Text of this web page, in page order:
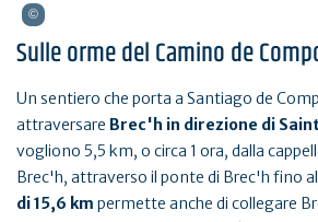
Sulle orme del Camino de
Un sentiero che porta a Santiago de
attraversare Brec'h in direzione di
vogliono 5,5 km, o circa 1 ora, dalla
Brec'h, attraverso il ponte di Brec'h fino
di 15,6 km permette anche di collegare